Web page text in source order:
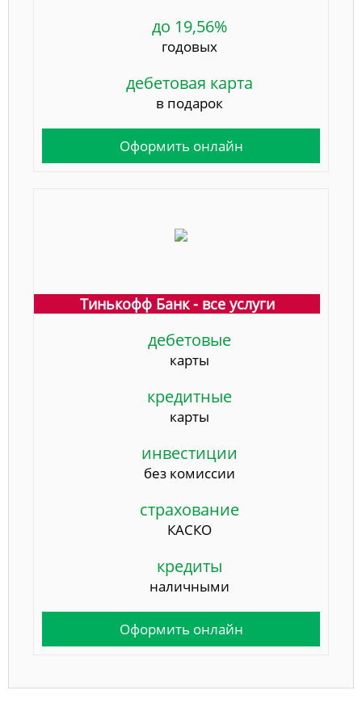
до 19,56%
годовых
дебетовая карта
в подарок
Оформить онлайн
Тинькофф Банк - все услуги
дебетовые
карты
кредитные
карты
инвестиции
без комиссии
страхование
КАСКО
кредиты
наличными
Оформить онлайн